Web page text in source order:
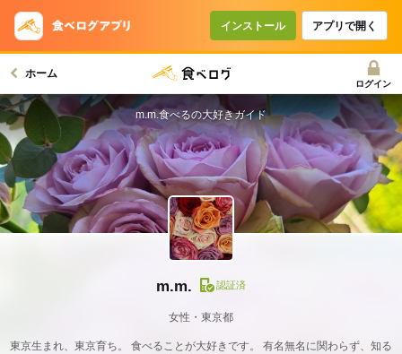
インストール アプリで開く
ホーム
ログイン
m.m. 認証済
女性・東京都
東京生まれ、東京育ち。 食べることが大好きです。 有名無名に関わらず、知る
m.m.食べるの大好きガイド